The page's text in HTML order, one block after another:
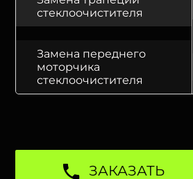
стеклоочистителя
Замена переднего
моторчика
стеклоочистителя
ЗАКАЗАТЬ